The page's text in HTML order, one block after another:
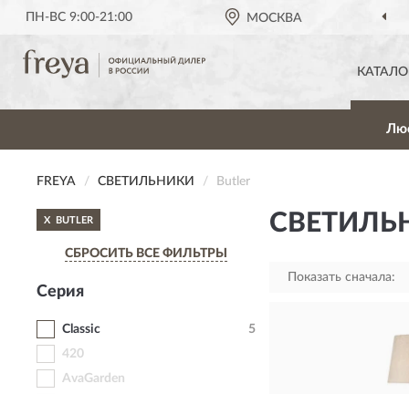
ПН-ВС 9:00-21:00 МОСКВА
КАТАЛОГ
FREYA СВЕТИЛЬНИКИ Butler
X BUTLER
СБРОСИТЬ ВСЕ ФИЛЬТРЫ
Серия
Classic
5
420
AvaGarden
Показать сначала: